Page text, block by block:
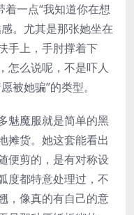
着一点“我知道你在想
。尤其是那张她坐在
手上，手肘撑着下
么说呢，不是吓人
被她骗”的类型。
魅魔服就是简单的黑
摊货。她这套能看出
便剪的，是有对称设
度都特意处理过，不
，像真的有自己的意